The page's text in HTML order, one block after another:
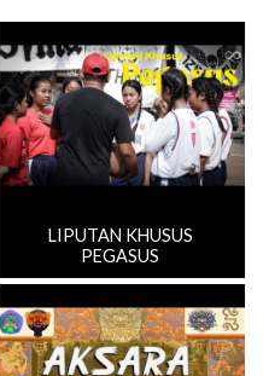
LIPUTAN KHUSUS
PEGASUS